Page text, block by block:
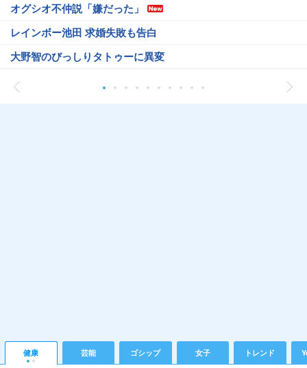
オグシオ不仲説「嫌だった」
レインボー池田 求婚失敗も告白
大野智のびっしりタトゥーに異変
健康 芸能 ゴシップ 女子 トレンド